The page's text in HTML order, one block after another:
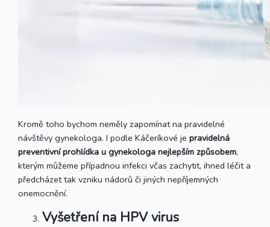
Kromě toho bychom neměly zapomínat na pravidelné
návštěvy gynekologa. I podle Káčeríkové je pravidelná
preventivní prohlídka u gynekologa nejlepším způsobem,
kterým můžeme případnou infekci včas zachytit, ihned léčit a
předcházet tak vzniku nádorů či jiných nepříjemných
onemocnění.
Vyšetření na HPV virus